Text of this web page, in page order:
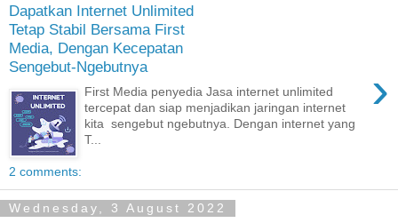
Dapatkan Internet Unlimited
Tetap Stabil Bersama First
Media, Dengan Kecepatan
Sengebut-Ngebutnya
›
First Media penyedia Jasa internet unlimited
tercepat dan siap menjadikan jaringan internet
kita sengebut ngebutnya. Dengan internet yang
T...
2 comments:
Wednesday, 3 August 2022